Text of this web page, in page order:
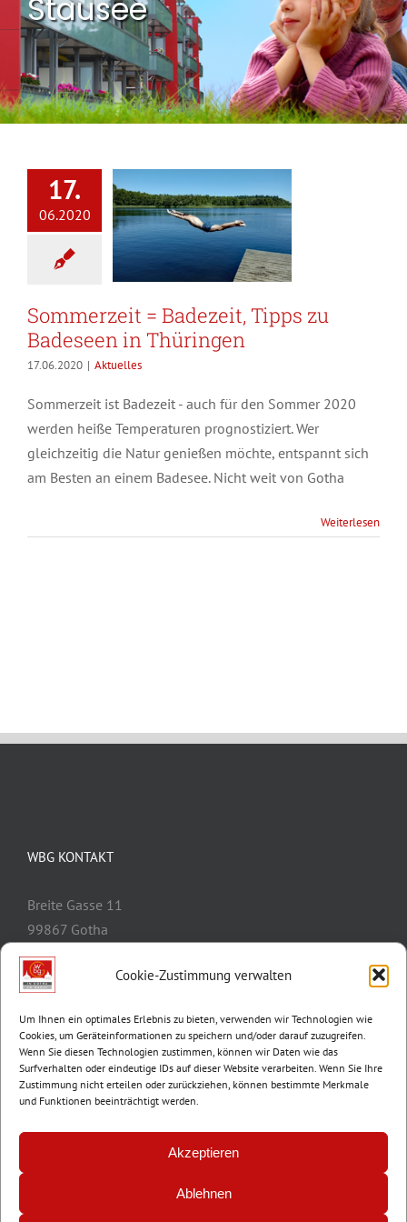
Cookie-Zustimmung verwalten
Um Ihnen ein optimales Erlebnis zu bieten, verwenden wir Technologien wie
Cookies, um Geräteinformationen zu speichern und/oder darauf zuzugreifen.
Wenn Sie diesen Technologien zustimmen, können wir Daten wie das
Surfverhalten oder eindeutige IDs auf dieser Website verarbeiten. Wenn Sie Ihre
Zustimmung nicht erteilen oder zurückziehen, können bestimmte Merkmale
und Funktionen beeinträchtigt werden.
Akzeptieren
Ablehnen
Stausee
17.
06.2020
Sommerzeit = Badezeit, Tipps zu
Badeseen in Thüringen
17.06.2020 | Aktuelles
Sommerzeit ist Badezeit - auch für den Sommer 2020
werden heiße Temperaturen prognostiziert. Wer
gleichzeitig die Natur genießen möchte, entspannt sich
am Besten an einem Badesee. Nicht weit von Gotha
Weiterlesen
WBG KONTAKT
Breite Gasse 11
99867 Gotha
Telefon:
E-Mail:
info@wbg-gotha.de